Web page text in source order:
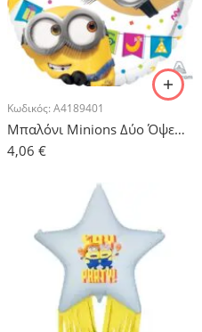
Κωδικός: A4189401
Μπαλόνι Minions Δύο Όψεων – 43 cm
4,06 €